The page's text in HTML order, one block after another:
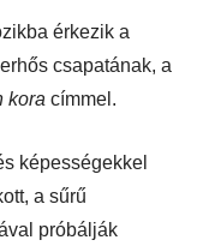
érkezik a
csapatának, a
kora címmel.
képességekkel
a sűrű
próbálják